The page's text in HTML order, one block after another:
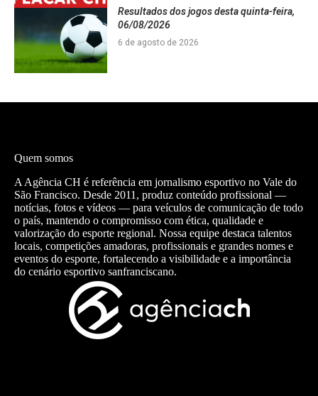
Resultados dos jogos desta quinta-feira,
06/08/2026
6 de agosto de 2026
Quem somos
A Agência CH é referência em jornalismo esportivo no Vale do
São Francisco. Desde 2011, produz conteúdo profissional —
notícias, fotos e vídeos — para veículos de comunicação de todo
o país, mantendo o compromisso com ética, qualidade e
valorização do esporte regional. Nossa equipe destaca talentos
locais, competições amadoras, profissionais e grandes nomes e
eventos do esporte, fortalecendo a visibilidade e a importância
do cenário esportivo sanfranciscano.